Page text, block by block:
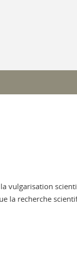
vulgarisation
la recherche